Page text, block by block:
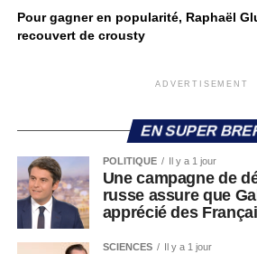
Pour gagner en popularité, Raphaël
recouvert de crousty
ADVERTISEMENT
EN SUPER
POLITIQUE Il y a 1 jour
Une campagne de
russe assure que
apprécié des
SCIENCES Il y a 1 jour